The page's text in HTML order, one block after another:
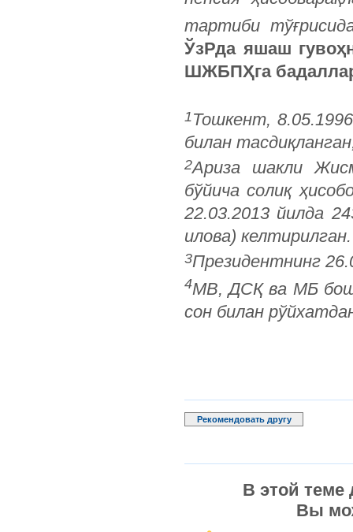
тартиби
ЎзРда яшаш
ШЖБПҲга
1Тошкент,
билан
2Ариза шакли
бўйича солиқ
22.03.2013 йилда
илова) келтирилган.
3Президентнинг
4МВ, ДСҚ ва МБ
сон билан
Рекомендовать другу
В этой теме
Вы